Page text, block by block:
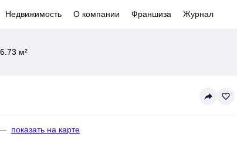
Недвижимость О компании Франшиза Журнал
м²
reply favorite_border
показать на карте